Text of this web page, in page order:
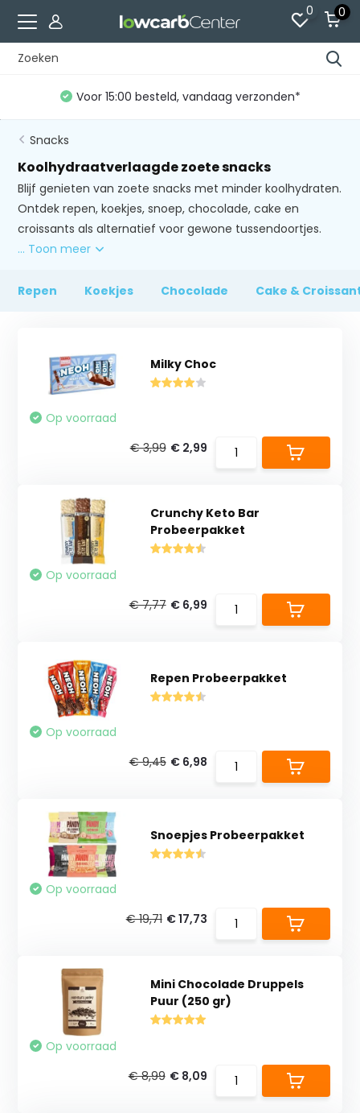
0 0
Gratis verzending vanaf €60 (NL)*
Snacks
Koolhydraatverlaagde zoete snacks
Blijf genieten van zoete snacks met minder koolhydraten.
Ontdek repen, koekjes, snoep, chocolade, cake en
croissants als alternatief voor gewone tussendoortjes.
... Toon meer
Repen Koekjes Chocolade Cake &
Milky Choc
Op voorraad
€ 3,99 € 2,99
Crunchy Keto Bar
Probeerpakket
Op voorraad
€ 7,77 € 6,99
Repen Probeerpakket
Op voorraad
€ 9,45 € 6,98
Snoepjes Probeerpakket
Op voorraad
€ 19,71 € 17,73
Mini Chocolade Druppels
Puur (250 gr)
Op voorraad
€ 8,99 € 8,09